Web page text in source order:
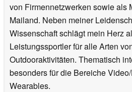
von Firmennetzwerken sowie als
Mailand. Neben meiner
Wissenschaft schlägt mein Herz
Leistungssportler für alle Arten
Outdooraktivitäten. Thematisch
besonders für die Bereiche
Wearables.